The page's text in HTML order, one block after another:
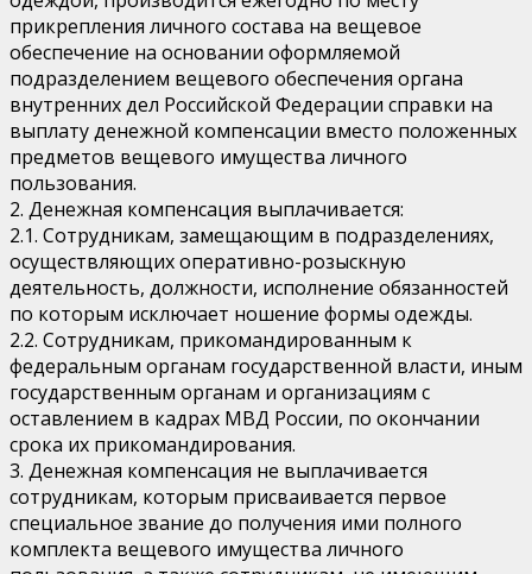
прикрепления личного состава на вещевое
обеспечение на основании оформляемой
подразделением вещевого обеспечения органа
внутренних дел Российской Федерации справки на
выплату денежной компенсации вместо положенных
предметов вещевого имущества личного
пользования.
2. Денежная компенсация выплачивается:
2.1. Сотрудникам, замещающим в подразделениях,
осуществляющих оперативно-розыскную
деятельность, должности, исполнение обязанностей
по которым исключает ношение формы одежды.
2.2. Сотрудникам, прикомандированным к
федеральным органам государственной власти, иным
государственным органам и организациям с
оставлением в кадрах МВД России, по окончании
срока их прикомандирования.
3. Денежная компенсация не выплачивается
сотрудникам, которым присваивается первое
специальное звание до получения ими полного
комплекта вещевого имущества личного